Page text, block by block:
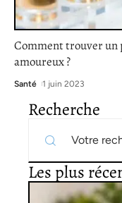
Comment trouver
amoureux ?
Santé 1 juin 2023
Recherche
Les plus